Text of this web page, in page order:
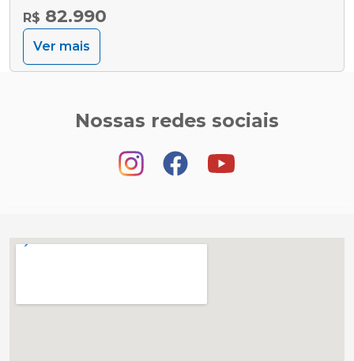
R$ 82.990
Ver mais
Nossas redes sociais